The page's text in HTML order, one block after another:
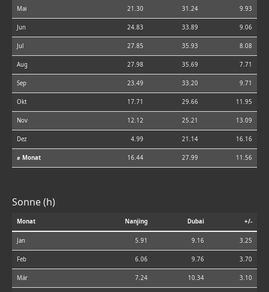
Mai 21.30 31.24 9.93
Jun 24.83 33.89 9.06
Jul 27.85 35.93 8.08
Aug 27.98 35.69 7.71
Sep 23.49 33.20 9.71
Okt 17.71 29.66 11.95
Nov 12.12 25.21 13.09
Dez 4.99 21.14 16.16
⌀ Monat 16.44 27.99 11.56
Sonne (h)
Monat Nanjing Dubai +/-
Jan 5.91 9.16 3.25
Feb 6.06 9.76 3.70
Mär 7.24 10.34 3.10